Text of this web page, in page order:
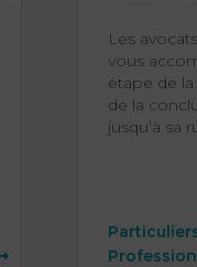
Les
vous
étape de la
de la
jusqu’à sa